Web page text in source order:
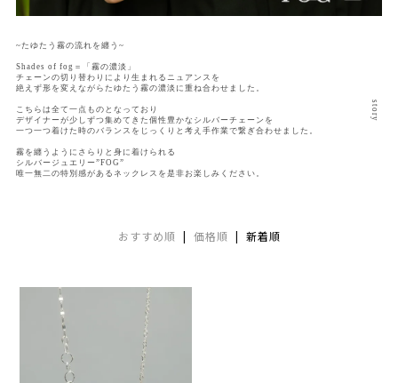
~たゆたう霧の流れを纏う~
Shades of fog＝「霧の濃淡」
チェーンの切り替わりにより生まれるニュアンスを
絶えず形を変えながらたゆたう霧の濃淡に重ね合わせました。
こちらは全て一点ものとなっており
デザイナーが少しずつ集めてきた個性豊かなシルバーチェーンを
一つ一つ着けた時のバランスをじっくりと考え手作業で繋ぎ合わせました。
霧を纏うようにさらりと身に着けられる
シルバージュエリー”FOG”
唯一無二の特別感があるネックレスを是非お楽しみください。
おすすめ順 | 価格順 | 新着順
AURORA GRAN